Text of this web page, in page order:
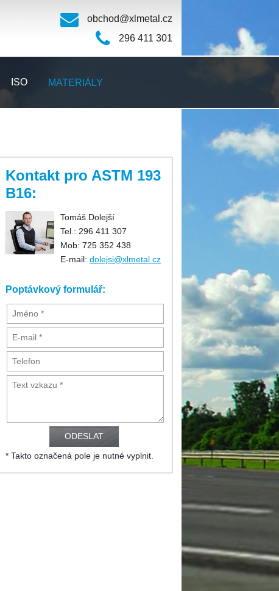
obchod@xlmetal.cz
296 411 301
ISO MATERIÁLY
Kontakt pro ASTM 193
B16:
Tomáš Dolejší
Tel.: 296 411 307
Mob: 725 352 438
E-mail: dolejsi@xlmetal.cz
Poptávkový formulář:
* Takto označená pole je nutné vyplnit.